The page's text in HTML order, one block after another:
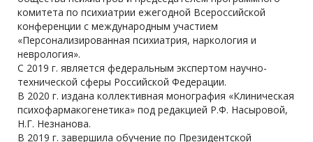
комитета по психиатрии ежегодной Всероссийской
конференции с международным участием
«Персонализированная психиатрия, наркология и
неврология».
С 2019 г. является федеральным экспертом научно-
технической сферы Российской Федерации.
В 2020 г. издана коллективная монография «Клиническая
психофармакогенетика» под редакцией Р.Ф. Насыровой,
Н.Г. Незнанова.
В 2019 г. завершила обучение по Президентской